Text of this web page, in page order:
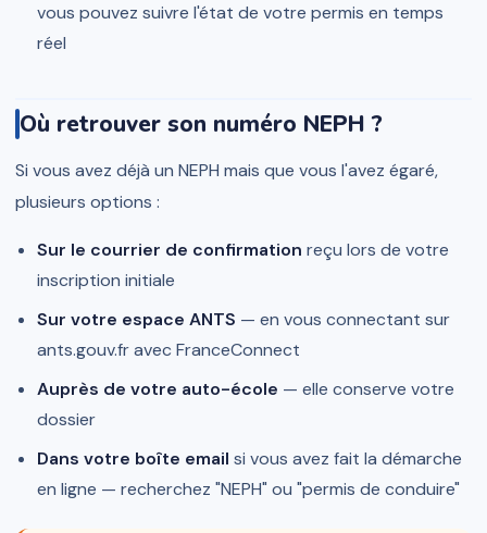
vous pouvez suivre l'état de votre permis en temps
réel
Où retrouver son numéro NEPH ?
Si vous avez déjà un NEPH mais que vous l'avez égaré,
plusieurs options :
Sur le courrier de confirmation reçu lors de votre
inscription initiale
Sur votre espace ANTS — en vous connectant sur
ants.gouv.fr avec FranceConnect
Auprès de votre auto-école — elle conserve votre
dossier
Dans votre boîte email si vous avez fait la démarche
en ligne — recherchez "NEPH" ou "permis de conduire"